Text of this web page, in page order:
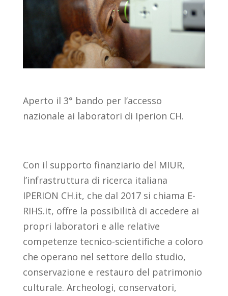
Aperto il 3° bando per l’accesso
nazionale ai laboratori di Iperion CH.
Con il supporto finanziario del MIUR,
l’infrastruttura di ricerca italiana
IPERION CH.it, che dal 2017 si chiama E-
RIHS.it, offre la possibilità di accedere ai
propri laboratori e alle relative
competenze tecnico-scientifiche a coloro
che operano nel settore dello studio,
conservazione e restauro del patrimonio
culturale. Archeologi, conservatori,